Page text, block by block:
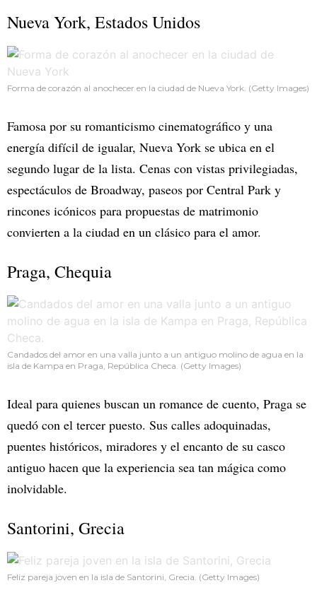
Nueva York, Estados Unidos
Forma de corazón al anochecer en la ciudad de Nueva York. (Getty Images)
Famosa por su romanticismo cinematográfico y una
energía difícil de igualar, Nueva York se ubica en el
segundo lugar de la lista. Cenas con vistas privilegiadas,
espectáculos de Broadway, paseos por Central Park y
rincones icónicos para propuestas de matrimonio
convierten a la ciudad en un clásico para el amor.
Praga, Chequia
Candados del amor en una valla junto a un antiguo molino de agua en la
isla de Kampa en Praga, República Checa. (Getty Images)
Ideal para quienes buscan un romance de cuento, Praga se
quedó con el tercer puesto. Sus calles adoquinadas,
puentes históricos, miradores y el encanto de su casco
antiguo hacen que la experiencia sea tan mágica como
inolvidable.
Santorini, Grecia
Feliz pareja joven en la isla de Santorini, Grecia. (Getty Images)